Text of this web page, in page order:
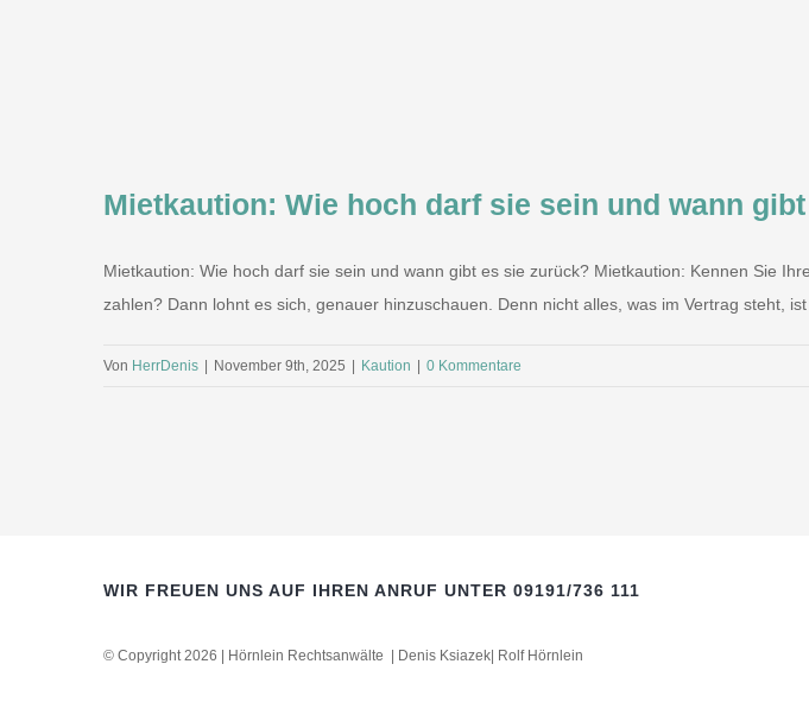
Mietkaution: Wie hoch darf sie sein und wann
Mietkaution: Wie hoch darf sie sein und wann gibt es sie zurück? Mietkaution: Kennen Sie
zahlen? Dann lohnt es sich, genauer hinzuschauen. Denn nicht alles, was im Vertrag steht,
Von HerrDenis November 9th, 2025 Kaution 0 Kommentare
WIR FREUEN UNS AUF IHREN ANRUF UNTER 09191/736 111
© Copyright 2026 | Hörnlein Rechtsanwälte | Denis Ksiazek| Rolf Hörnlein